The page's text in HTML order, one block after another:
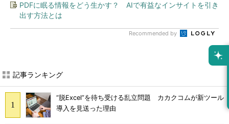
PDFに眠る情報をどう生かす？ AIで有益なインサイトを引き
出す方法とは
Recommended by
記事ランキング
“脱Excel”を待ち受ける乱立問題 カカクコムが新ツール
導入を見送った理由